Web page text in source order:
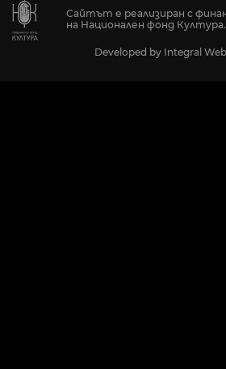
Сайтът е реализиран с
на Национален фонд Култура.
Developed by Integral